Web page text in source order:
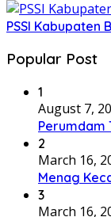
PSSI Kabupaten
Popular Post
1
August 7,
Perumdam
2
March 16,
Menag
3
March 16,